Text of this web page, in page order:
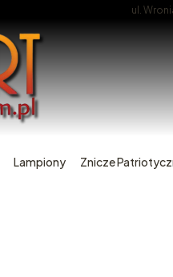
ul.
Lampiony Znicze